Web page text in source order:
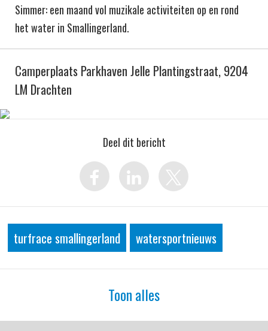
Simmer: een maand vol muzikale activiteiten op en rond
het water in Smallingerland.
Camperplaats Parkhaven Jelle Plantingstraat, 9204
LM Drachten
Deel dit bericht
turfrace smallingerland watersportnieuws
Toon alles